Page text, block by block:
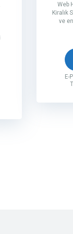
Web
Kiralık
ve
E-